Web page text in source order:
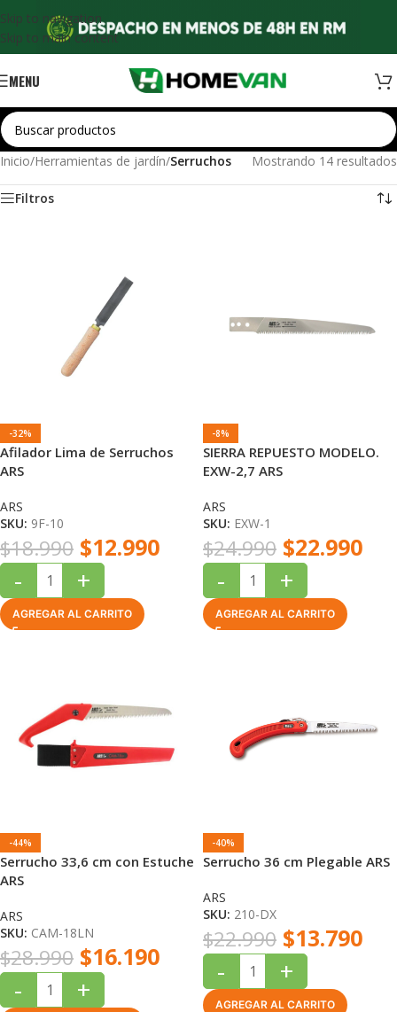
Skip to navigation
Skip to main content
MENU
Inicio/Herramientas de jardín/Serruchos Mostrando 14 resultados
Filtros
-32%
Afilador Lima de Serruchos
ARS
ARS
SKU: 9F-10
$18.990 $12.990
- +
AGREGAR AL CARRITO
-8%
SIERRA REPUESTO MODELO.
EXW-2,7 ARS
ARS
SKU: EXW-1
$24.990 $22.990
- +
AGREGAR AL CARRITO
-44%
Serrucho 33,6 cm con Estuche
ARS
ARS
SKU: CAM-18LN
$28.990 $16.190
- +
-40%
Serrucho 36 cm Plegable ARS
ARS
SKU: 210-DX
$22.990 $13.790
- +
AGREGAR AL CARRITO